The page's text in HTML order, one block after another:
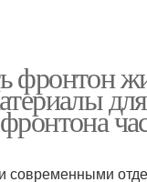
фронтон
для
современными